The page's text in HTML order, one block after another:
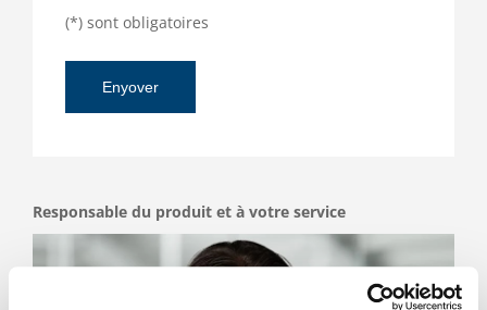
(*) sont obligatoires
Responsable du produit et à votre service